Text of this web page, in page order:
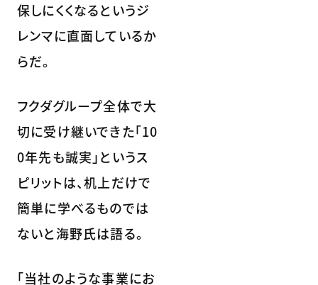
保しにくくなるというジ
レンマに直面しているか
らだ。
フクダグループ全体で大
切に受け継いできた「10
0年先も誠実」というス
ピリットは、机上だけで
簡単に学べるものでは
ないと海野氏は語る。
「当社のような事業にお